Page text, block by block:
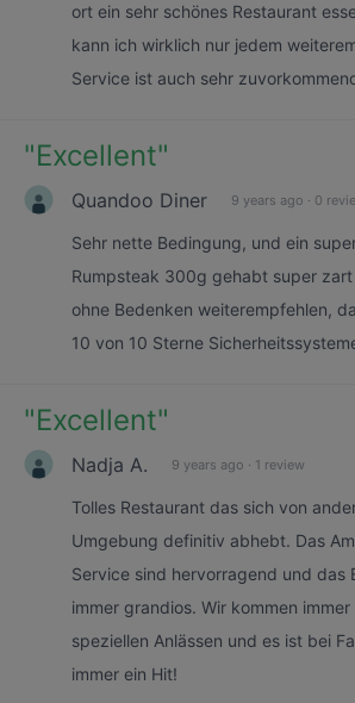
ort ein sehr schönes Restaurant
kann ich wirklich nur jedem
Service ist auch sehr
"Excellent"
Quandoo Diner 9 years ago · 0
Sehr nette Bedingung, und ein
Rumpsteak 300g gehabt super
ohne Bedenken weiterempfehlen,
10 von 10 Sterne
"Excellent"
Nadja A. 9 years ago · 1 review
Tolles Restaurant das sich von
Umgebung definitiv abhebt. Das
Service sind hervorragend und das
immer grandios. Wir kommen
speziellen Anlässen und es ist bei
immer ein Hit!